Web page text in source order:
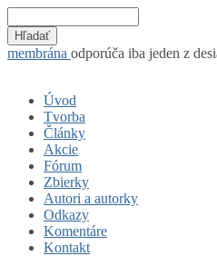
membrána odporúča iba jeden z
Úvod
Tvorba
Články
Akcie
Fórum
Zbierky
Autori a autorky
Odkazy
Komentáre
Kontakt